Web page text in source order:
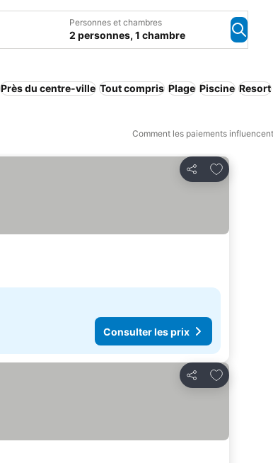
Personnes et chambres
2 personnes, 1 chambre
Près du centre-ville Tout compris Plage Piscine Resort
Comment les paiements
Partager
Ajouter à
Consulter les prix
Partager
Ajouter à